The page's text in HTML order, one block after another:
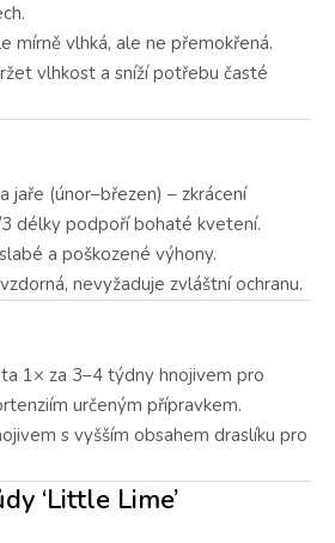
mírně vlhká, ale ne přemokřená.
vlhkost a sníží potřebu časté
jaře (únor–březen) – zkrácení
délky podpoří bohaté kvetení.
a poškozené výhony.
nevyžaduje zvláštní ochranu.
1× za 3–4 týdny hnojivem pro
určeným přípravkem.
s vyšším obsahem draslíku pro
‘Little Lime’